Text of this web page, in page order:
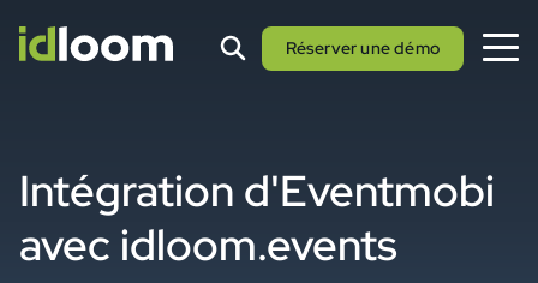
Réserver une démo
Intégration d'Eventmobi
avec idloom.events